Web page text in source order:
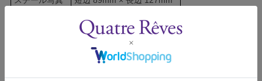
短辺 127mm × 長辺 178mm
短辺 217mm × 長辺 305mm
短辺 213mm × 長辺 305mm